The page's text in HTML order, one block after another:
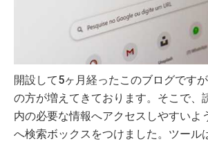
開設して5ヶ月経ったこのブログです
の方が増えてきております。そこで、
内の必要な情報へアクセスしやすいよ
へ検索ボックスをつけました。ツール